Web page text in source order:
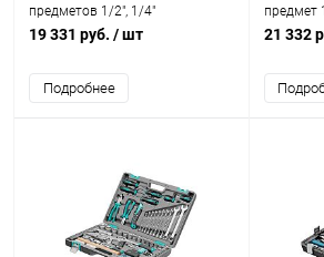
предметов 1/2", 1/4"
19 331 руб. / шт
Подробнее
предмет
21 332